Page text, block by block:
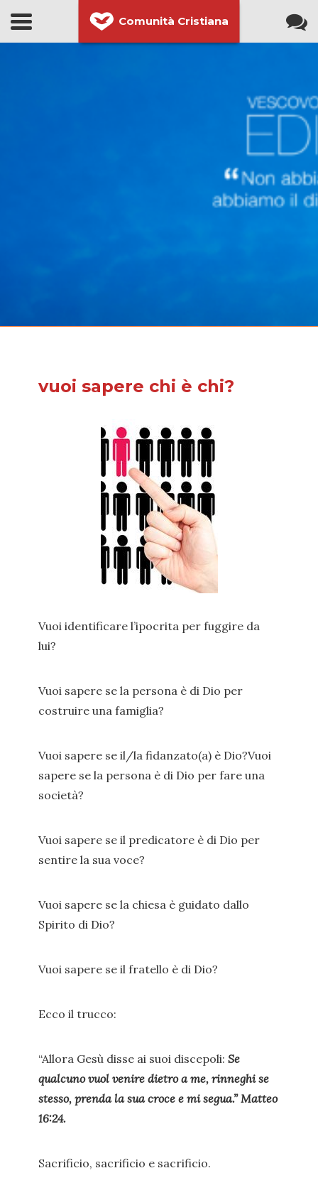
Comunità Cristiana
vuoi sapere chi è chi?
Vuoi identificare l’ipocrita per fuggire da
lui?
Vuoi sapere se la persona è di Dio per
costruire una famiglia?
Vuoi sapere se il/la fidanzato(a) è Dio?Vuoi
sapere se la persona è di Dio per fare una
società?
Vuoi sapere se il predicatore è di Dio per
sentire la sua voce?
Vuoi sapere se la chiesa è guidato dallo
Spirito di Dio?
Vuoi sapere se il fratello è di Dio?
Ecco il trucco:
“Allora Gesù disse ai suoi discepoli: Se
qualcuno vuol venire dietro a me, rinneghi se
stesso, prenda la sua croce e mi segua.” Matteo
16:24.
Sacrificio, sacrificio e sacrificio.